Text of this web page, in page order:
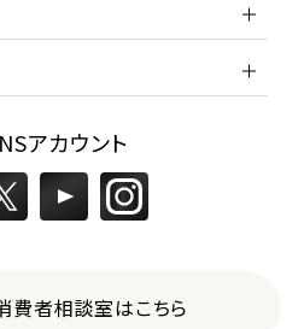
アカウント
費者相談室はこちら